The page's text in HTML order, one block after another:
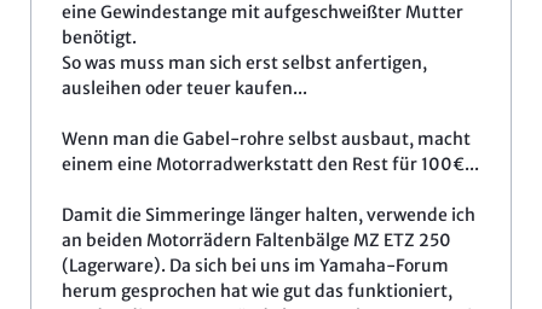
eine Gewindestange mit aufgeschweißter Mutter
benötigt.
So was muss man sich erst selbst anfertigen,
ausleihen oder teuer kaufen...
Wenn man die Gabel-rohre selbst ausbaut, macht
einem eine Motorradwerkstatt den Rest für 100€...
Damit die Simmeringe länger halten, verwende ich
an beiden Motorrädern Faltenbälge MZ ETZ 250
(Lagerware). Da sich bei uns im Yamaha-Forum
herum gesprochen hat wie gut das funktioniert,